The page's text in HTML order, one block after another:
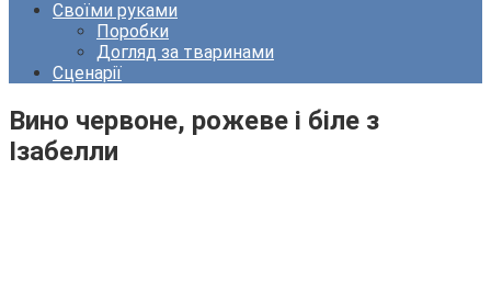
Своїми руками
Поробки
Догляд за тваринами
Сценарії
Вино червоне, рожеве і біле з
Ізабелли